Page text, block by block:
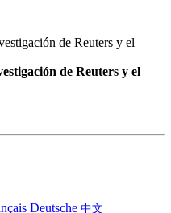
de Reuters y el
Deutsche 中文